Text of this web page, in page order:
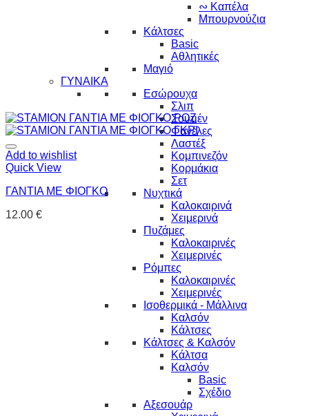
∾ Καπέλα
Μπουρνούζια
Κάλτσες
Basic
Αθλητικές
Μαγιό
ΓΥΝΑΙΚΑ
Εσώρουχα
Σλιπ
Σουτιέν
Φανέλες
Λαστέξ
Κομπινεζόν
Κορμάκια
Σετ
Νυχτικά
Καλοκαιρινά
Χειμερινά
Πυζάμες
Καλοκαιρινές
Χειμερινές
Ρόμπες
Καλοκαιρινές
Χειμερινές
Ισοθερμικά - Μάλλινα
Καλσόν
Κάλτσες
Κάλτσες & Καλσόν
Κάλτσα
Καλσόν
Basic
Σχέδιο
Αξεσουάρ
Add to wishlist
Quick View
ΓΑΝΤΙΑ ΜΕ ΦΙΟΓΚΟ
12.00 €